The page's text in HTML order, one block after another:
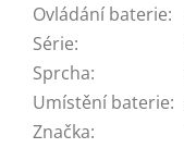
Ovládání baterie:
Série:
Sprcha:
Umístění baterie:
Značka: